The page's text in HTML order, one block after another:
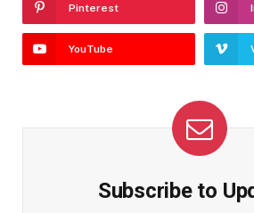
Pinterest
YouTube
Subscribe to